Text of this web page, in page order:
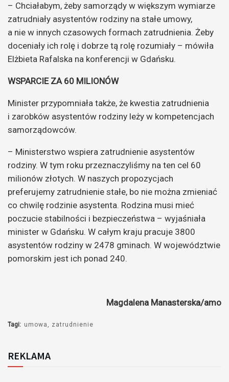
– Chciałabym, żeby samorządy w większym wymiarze
zatrudniały asystentów rodziny na stałe umowy,
a nie w innych czasowych formach zatrudnienia. Żeby
doceniały ich rolę i dobrze tą rolę rozumiały – mówiła
Elżbieta Rafalska na konferencji w Gdańsku.
WSPARCIE ZA 60 MILIONÓW
Minister przypomniała także, że kwestia zatrudnienia
i zarobków asystentów rodziny leży w kompetencjach
samorządowców.
– Ministerstwo wspiera zatrudnienie asystentów
rodziny. W tym roku przeznaczyliśmy na ten cel 60
milionów złotych. W naszych propozycjach
preferujemy zatrudnienie stałe, bo nie można zmieniać
co chwilę rodzinie asystenta. Rodzina musi mieć
poczucie stabilności i bezpieczeństwa – wyjaśniała
minister w Gdańsku. W całym kraju pracuje 3800
asystentów rodziny w 2478 gminach. W województwie
pomorskim jest ich ponad 240.
Magdalena Manasterska/amo
Tagi: umowa zatrudnienie
REKLAMA